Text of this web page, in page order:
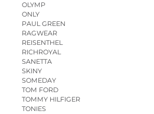
OLYMP
ONLY
PAUL GREEN
RAGWEAR
REISENTHEL
RICHROYAL
SANETTA
SKINY
SOMEDAY
TOM FORD
TOMMY HILFIGER
TONIES